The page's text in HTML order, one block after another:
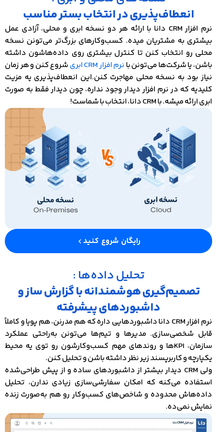
انعطاف‌پذیری در انتخاب بستر مناسب
نرم افزار CRM دانا با ارائه هر دو نسخه ابری و محلی، آزادی عمل
بیشتری به مشتریان میده. کسب‌وکارهای بزرگ‌تر می‌تونن نسخه
محلی رو انتخاب کنن تا کنترل بیشتری روی داده‌هاشون داشته
باشن، یا شرکت‌ها می‌تونن بانرم افزار CRM ابری
شروع کنن و هر زمان
نیاز بود به نسخه محلی مهاجرت کنن.این انعطاف‌پذیری یه مزیت
کلیدیه که در نرم‌ افزار دیدار وجود نداره، چون دیدار فقط به صورت
ابری ارائه میشه. با CRM دانا، انتخاب با شماست!
رایگان شروع کنید
تحلیل داده‌ها :
تصمیم‌گیری هوشمندانه با گزارش ساز و
داشبوردهای پیشرفته
نرم‌ افزار CRM دانا داشبوردهایی داره که هم مدرنن، هم پویا و کاملاً
قابل شخصی‌سازی. مدیرها و تیم‌ها می‌تونن به‌راحتی عملکرد
سازمان، KPIها و روندهای مهم کسب‌وکارشون رو توی یه محیط
یکپارچه و کاربرپسند زیر نظر داشته باشن و تحلیل کنن.
ولی CRM دیدار بیشتر از داشبوردهای ساده و از پیش طراحی‌شده
استفاده می‌کنه که امکان سفارشی‌سازی زیادی ندارن، تحلیل
داده‌هاش محدوده و شاخص‌های کسب‌وکار رو هم به‌صورت زنده
نمایش نمی‌ده.